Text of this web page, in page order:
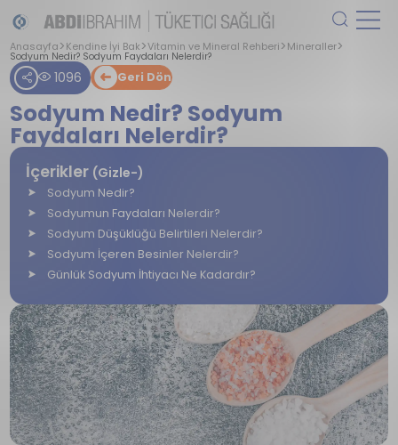
Anasayfa Kendine İyi Bak Vitamin ve Mineral Rehberi Mineraller
Sodyum Nedir? Sodyum Faydaları Nelerdir?
1096 Geri Dön
Sodyum Nedir? Sodyum
Faydaları Nelerdir?
İçerikler (Gizle-)
Sodyum Nedir?
Sodyumun Faydaları Nelerdir?
Sodyum Düşüklüğü Belirtileri Nelerdir?
Sodyum İçeren Besinler Nelerdir?
Günlük Sodyum İhtiyacı Ne Kadardır?